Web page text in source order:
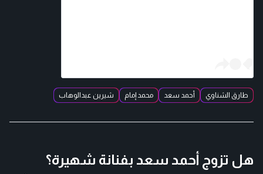
طارق الشناوي أحمد سعد محمد إمام شيرين عبدالوهاب
هل تزوج أحمد سعد بفنانة شهيرة؟